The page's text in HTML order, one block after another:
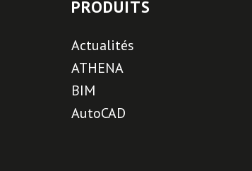
PRODUITS
Actualités
ATHENA
BIM
AutoCAD